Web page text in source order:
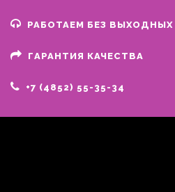
РАБОТАЕМ БЕЗ ВЫХОДНЫХ
ГАРАНТИЯ КАЧЕСТВА
+7 (4852) 55-35-34